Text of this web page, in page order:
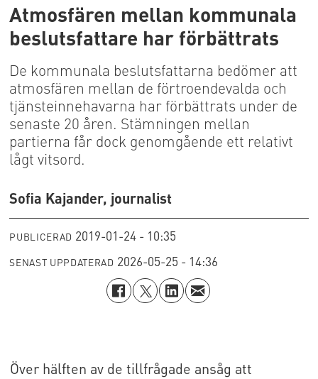
Atmosfären mellan kommunala
beslutsfattare har förbättrats
De kommunala beslutsfattarna bedömer att
atmosfären mellan de förtroendevalda och
tjänsteinnehavarna har förbättrats under de
senaste 20 åren. Stämningen mellan
partierna får dock genomgående ett relativt
lågt vitsord.
Sofia Kajander, journalist
PUBLICERAD 2019-01-24 - 10:35
SENAST UPPDATERAD 2026-05-25 - 14:36
Över hälften av de tillfrågade ansåg att